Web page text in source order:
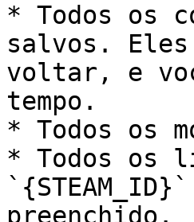
* Todos os
salvos. Eles
voltar, e
tempo.
* Todos os
* Todos os
preenchido.